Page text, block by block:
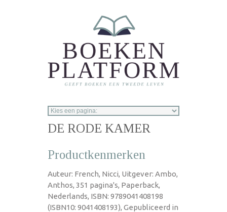
DE RODE KAMER
Productkenmerken
Auteur: French, Nicci, Uitgever: Ambo,
Anthos, 351 pagina's, Paperback,
Nederlands, ISBN: 9789041408198
(ISBN10: 9041408193), Gepubliceerd in